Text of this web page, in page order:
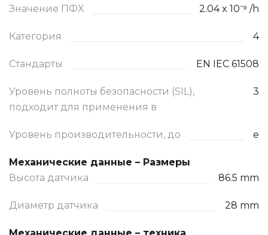
Значение ПФХ 2.04 x 10⁻⁹ /h
Категория 4
Стандарты EN IEC 61508
Уровень полноты безопасности (SIL),
подходит для применения в
3
Уровень производительности, до e
Механические данные – Размеры
Высота датчика
86.5 mm
Диаметр датчика 28 mm